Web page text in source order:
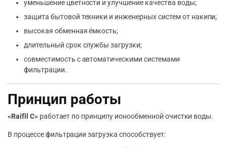
уменьшение цветности и улучшение качества воды;
защита бытовой техники и инженерных систем от накипи;
высокая обменная ёмкость;
длительный срок службы загрузки;
совместимость с автоматическими системами
фильтрации.
Принцип работы
«Raifil C»работает по принципу ионообменной очистки воды.
В процессе фильтрации загрузка способствует: